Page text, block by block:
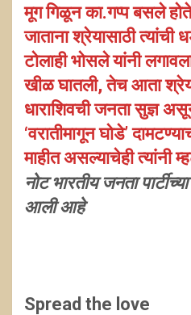
मूग गिळून का.गप्प बसले
जाताना श्रेयासाठी
टोलाही भोसले यांनी
खीळ घातली, तेच आता
धाराशिवची जनता सुज्ञ
‘वरातीमागून घोडे’
माहीत असल्याचेही त्यांनी
नोट भारतीय जनता
आली आहे
Spread the love